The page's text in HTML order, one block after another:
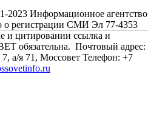
Информационное агентство
регистрации СМИ Эл 77-4353
и цитировании ссылка и
обязательна. Почтовый адрес:
а/я 71, Моссовет Телефон: +7